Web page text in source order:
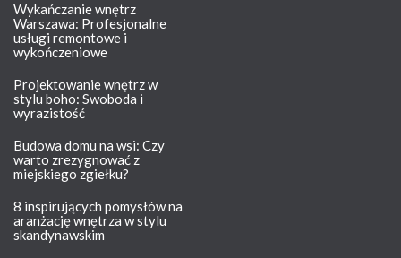
Wykańczanie wnętrz
Warszawa: Profesjonalne
usługi remontowe i
wykończeniowe
Projektowanie wnętrz w
stylu boho: Swoboda i
wyrazistość
Budowa domu na wsi: Czy
warto zrezygnować z
miejskiego zgiełku?
8 inspirujących pomysłów na
aranżację wnętrza w stylu
skandynawskim